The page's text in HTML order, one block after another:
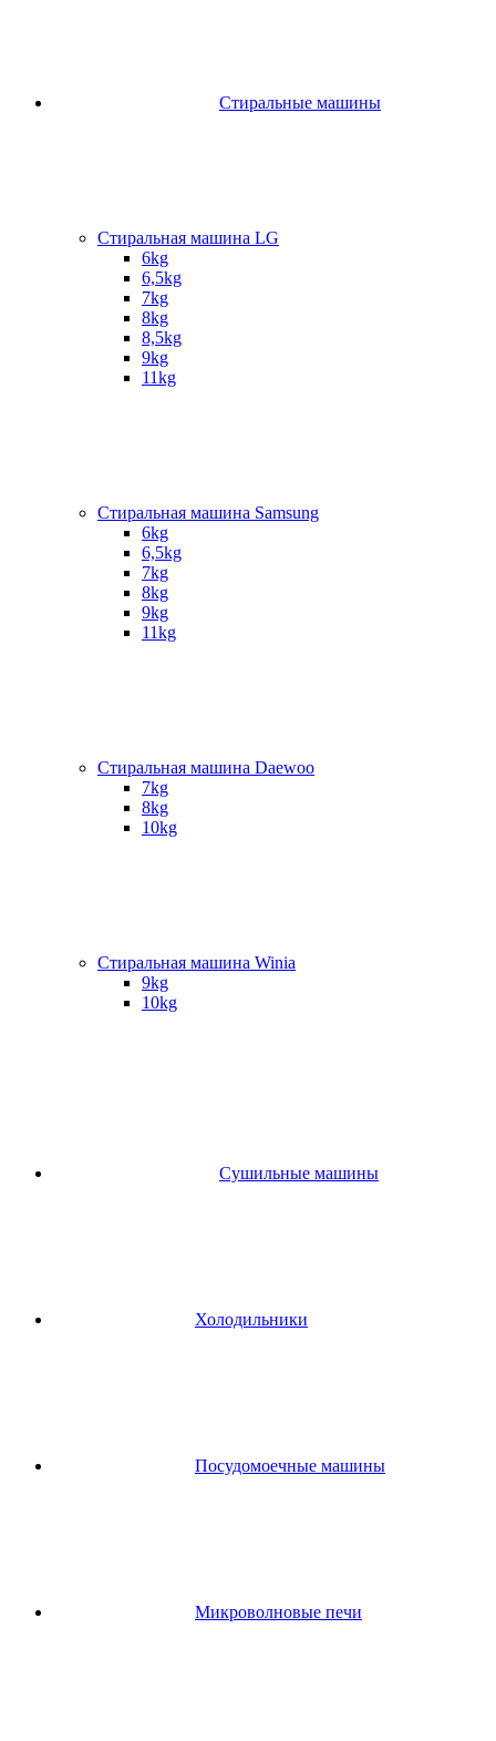
Стиральные машины
Стиральная машина LG
6kg
6,5kg
7kg
8kg
8,5kg
9kg
11kg
Стиральная машина Samsung
6kg
6,5kg
7kg
8kg
9kg
11kg
Стиральная машина Daewoo
7kg
8kg
10kg
Стиральная машина Winia
9kg
10kg
Сушильные машины
Холодильники
Посудомоечные машины
Микроволновые печи